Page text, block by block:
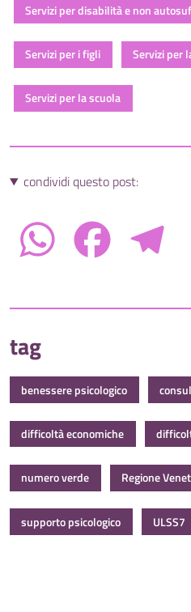
Servizi per disabilità e non
Servizi per i figli Servizi per
Servizi per la scuola
condividi questo post:
WhatsApp Facebook
tag
benessere psicologico
difficoltà economiche
numero verde Regione
supporto psicologico ULSS7